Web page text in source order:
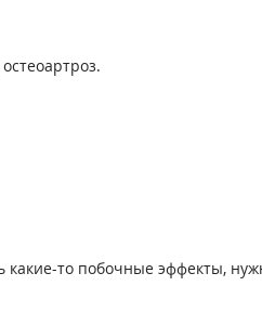
то побочные эффекты,